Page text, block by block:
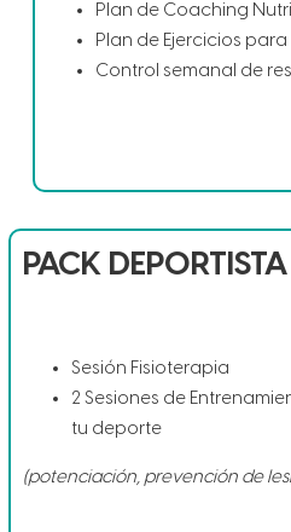
Plan de Coaching
Plan de Ejercicios
Control semanal de
PACK DEPORTISTA
Sesión Fisioterapia
2 Sesiones de
tu deporte
(potenciación, prevención de